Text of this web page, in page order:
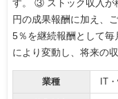
す。 ③ ストック収入が
円の成果報酬に加え、
5％を継続報酬として
により変動し、将来の
業種 IT